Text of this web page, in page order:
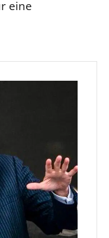
eine